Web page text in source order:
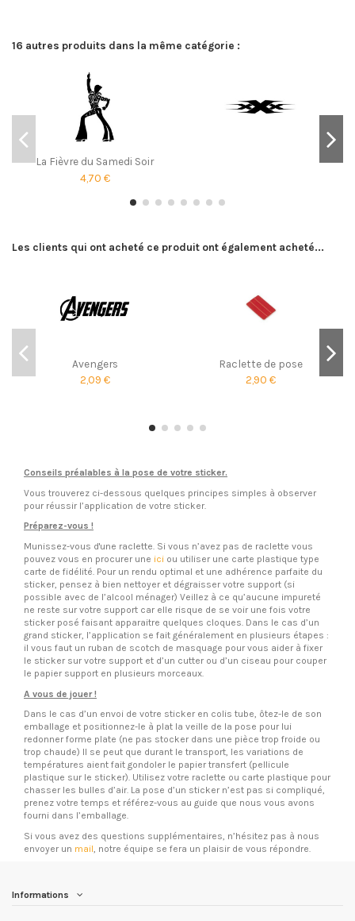
16 autres produits dans la même catégorie :
La Fièvre du Samedi Soir
4,70 €
Les clients qui ont acheté ce produit ont également acheté...
Avengers
2,09 €
Raclette de pose
2,90 €
Conseils préalables à la pose de votre sticker.
Vous trouverez ci-dessous quelques principes simples à observer
pour réussir l’application de votre sticker.
Préparez-vous !
Munissez-vous d'une raclette. Si vous n’avez pas de raclette vous
pouvez vous en procurer une ici ou utiliser une carte plastique type
carte de fidélité. Pour un rendu optimal et une adhérence parfaite du
sticker, pensez à bien nettoyer et dégraisser votre support (si
possible avec de l’alcool ménager) Veillez à ce qu’aucune impureté
ne reste sur votre support car elle risque de se voir une fois votre
sticker posé faisant apparaitre quelques cloques. Dans le cas d’un
grand sticker, l’application se fait généralement en plusieurs étapes :
il vous faut un ruban de scotch de masquage pour vous aider à fixer
le sticker sur votre support et d’un cutter ou d’un ciseau pour couper
le papier support en plusieurs morceaux.
A vous de jouer !
Dans le cas d’un envoi de votre sticker en colis tube, ôtez-le de son
emballage et positionnez-le à plat la veille de la pose pour lui
redonner forme plate (ne pas stocker dans une pièce trop froide ou
trop chaude) Il se peut que durant le transport, les variations de
températures aient fait gondoler le papier transfert (pellicule
plastique sur le sticker). Utilisez votre raclette ou carte plastique pour
chasser les bulles d’air. La pose d’un sticker n’est pas si compliqué,
prenez votre temps et référez-vous au guide que nous vous avons
fourni dans l’emballage.
Si vous avez des questions supplémentaires, n’hésitez pas à nous
envoyer un mail , notre équipe se fera un plaisir de vous répondre.
Informations